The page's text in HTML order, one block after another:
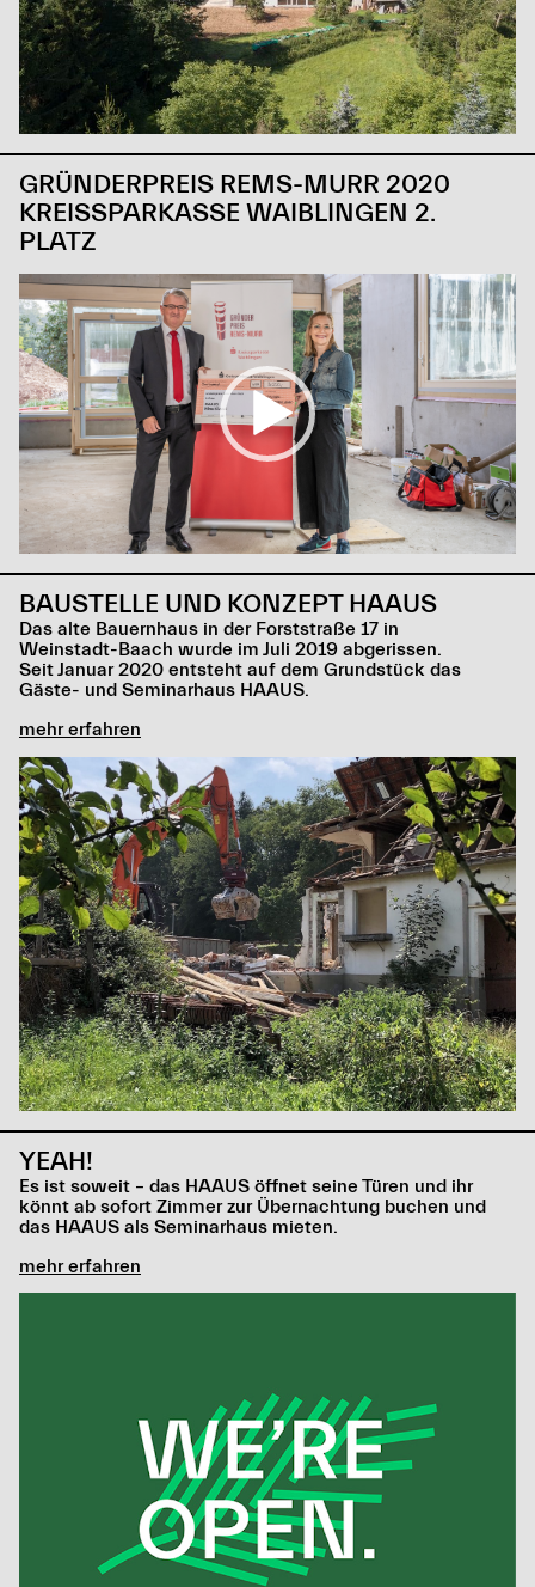
GRÜNDERPREIS REMS-MURR 2020
KREISSPARKASSE WAIBLINGEN 2.
PLATZ
Video-
Player
BAUSTELLE UND KONZEPT HAAUS
Das alte Bauernhaus in der Forststraße 17 in
Weinstadt-Baach wurde im Juli 2019 abgerissen.
Seit Januar 2020 entsteht auf dem Grundstück das
Gäste- und Seminarhaus HAAUS.
mehr erfahren
YEAH!
Es ist soweit – das HAAUS öffnet seine Türen und ihr
könnt ab sofort Zimmer zur Übernachtung buchen und
das HAAUS als Seminarhaus mieten.
mehr erfahren